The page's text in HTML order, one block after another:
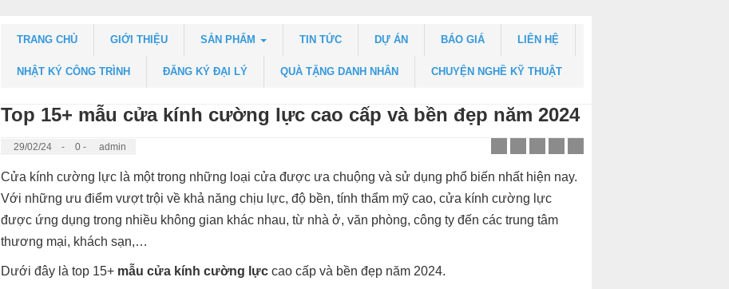
TRANG CHỦ GIỚI THIỆU SẢN PHẨM TIN TỨC DỰ ÁN BÁO GIÁ LIÊN HỆ
NHẬT KÝ CÔNG TRÌNH ĐĂNG KÝ ĐẠI LÝ QUÀ TẶNG DANH NHÂN CHUYỆN NGHỀ KỸ THUẬT
Top 15+ mẫu cửa kính cường lực cao cấp và bền đẹp năm 2024
29/02/24 - 0 - admin
Cửa kính cường lực là một trong những loại cửa được ưa chuộng và sử dụng phổ biến nhất hiện nay.
Với những ưu điểm vượt trội về khả năng chịu lực, độ bền, tính thẩm mỹ cao, cửa kính cường lực
được ứng dụng trong nhiều không gian khác nhau, từ nhà ở, văn phòng, công ty đến các trung tâm
thương mại, khách sạn,…
Dưới đây là top 15+ mẫu cửa kính cường lực cao cấp và bền đẹp năm 2024.